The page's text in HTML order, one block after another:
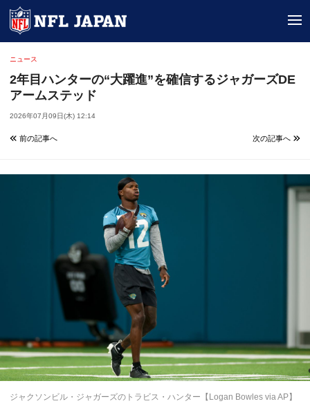
ニュース
2年目ハンターの“大躍進”を確信するジャガーズDE
アームステッド
2026年07月09日(木) 12:14
前の記事へ 次の記事へ
ジャクソンビル・ジャガーズのトラビス・ハンター【Logan Bowles via AP】